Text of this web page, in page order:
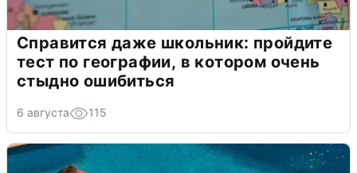
Справится даже школьник: пройдите
тест по географии, в котором очень
стыдно ошибиться
6 августа 115